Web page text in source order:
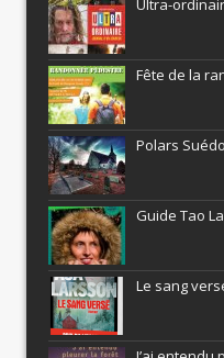
Ultra-
Fête de la
Polars
Guide Tao
Le sang